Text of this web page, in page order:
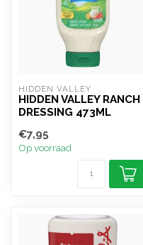
HIDDEN VALLEY
HIDDEN VALLEY RANCH
DRESSING 473ML
€7,95
Op voorraad